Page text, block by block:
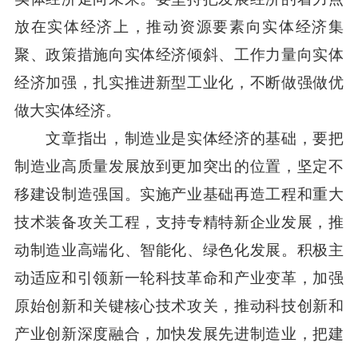
放在实体经济上，推动资源要素向实体经济集
聚、政策措施向实体经济倾斜、工作力量向实体
经济加强，扎实推进新型工业化，不断做强做优
做大实体经济。
文章指出，制造业是实体经济的基础，要把
制造业高质量发展放到更加突出的位置，坚定不
移建设制造强国。实施产业基础再造工程和重大
技术装备攻关工程，支持专精特新企业发展，推
动制造业高端化、智能化、绿色化发展。积极主
动适应和引领新一轮科技革命和产业变革，加强
原始创新和关键核心技术攻关，推动科技创新和
产业创新深度融合，加快发展先进制造业，把建